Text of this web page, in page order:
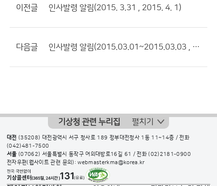
이전글 인사발령 알림(2015. 3.31 , 2015. 4. 1)
다음글 인사발령 알림(2015.03.01~2015.03.03 , 2015.03.09)
기상청 관련 누리집 펼치기
대전 (35208) 대전광역시 서구 청사로 189 정부대전청사 1동 11~14층 / 전화
(042)481-7500
서울 (07062) 서울특별시 동작구 여의대방로16길 61 / 전화(02)2181-0900
전자우편(웹사이트 관련 문의): webmasterkma@korea.kr